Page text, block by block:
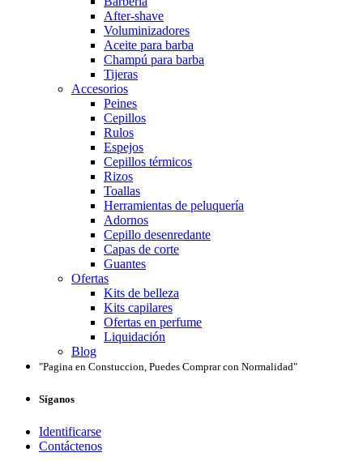
After-shave
Voluminizadores
Aceite para barba
Champú para barba
Tijeras
Accesorios
Peines
Cepillos
Rulos
Espejos
Cepillos térmicos
Rizos
Toallas
Herramientas de peluquería
Adornos
Cepillo desenredante
Capas de corte
Guantes
Ofertas
Kits de belleza
Kits capilares
Ofertas en perfume
Liquidación
Blog
"Pagina en Constuccion, Puedes Comprar con Normalidad"
Síganos
Identificarse
Contáctenos